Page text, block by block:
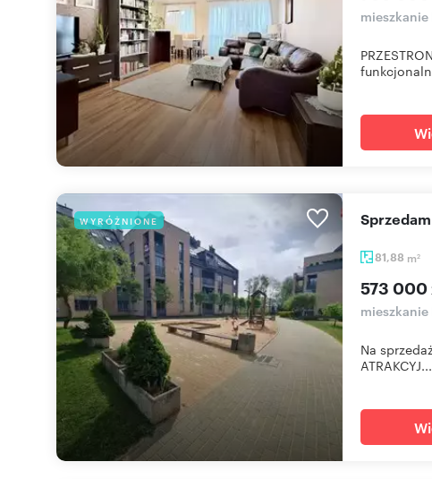
mieszkanie
WYRÓŻNIONE
81,88 m2
573 000
mieszkanie
Na
ATRAKCYJ...